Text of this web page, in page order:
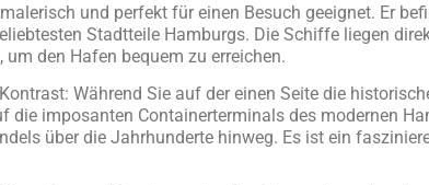
und perfekt für einen Besuch geeignet. Er
Stadtteile Hamburgs. Die Schiffe liegen
den Hafen bequem zu erreichen.
Während Sie auf der einen Seite die
die imposanten Containerterminals des modernen
über die Jahrhunderte hinweg. Es ist ein